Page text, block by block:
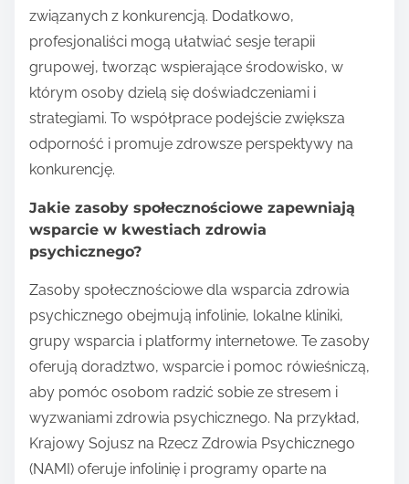
związanych z konkurencją. Dodatkowo,
profesjonaliści mogą ułatwiać sesje terapii
grupowej, tworząc wspierające środowisko, w
którym osoby dzielą się doświadczeniami i
strategiami. To współprace podejście zwiększa
odporność i promuje zdrowsze perspektywy na
konkurencję.
Jakie zasoby społecznościowe zapewniają
wsparcie w kwestiach zdrowia
psychicznego?
Zasoby społecznościowe dla wsparcia zdrowia
psychicznego obejmują infolinie, lokalne kliniki,
grupy wsparcia i platformy internetowe. Te zasoby
oferują doradztwo, wsparcie i pomoc rówieśniczą,
aby pomóc osobom radzić sobie ze stresem i
wyzwaniami zdrowia psychicznego. Na przykład,
Krajowy Sojusz na Rzecz Zdrowia Psychicznego
(NAMI) oferuje infolinię i programy oparte na